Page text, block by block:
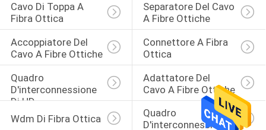
Cavo Di Toppa A
Fibra Ottica
Separatore Del Cavo
A Fibre Ottiche
Accoppiatore Del
Cavo A Fibre Ottiche
Connettore A Fibra
Ottica
Quadro
D'interconnessione
Di HD
Adattatore Del
Cavo A Fibre Ottiche
Wdm Di Fibra Ottica
Quadro
D'interconnessione